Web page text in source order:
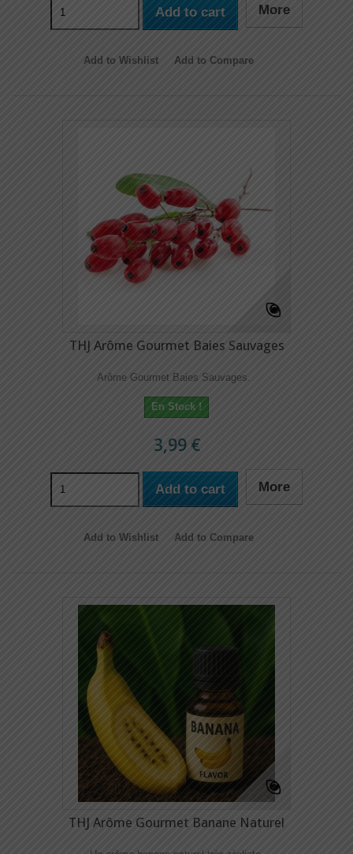
Add to cart More
Add to Wishlist Add to Compare
THJ Arôme Gourmet Baies Sauvages
Arôme Gourmet Baies Sauvages.
En Stock !
3,99 €
Add to cart More
Add to Wishlist Add to Compare
THJ Arôme Gourmet Banane Naturel